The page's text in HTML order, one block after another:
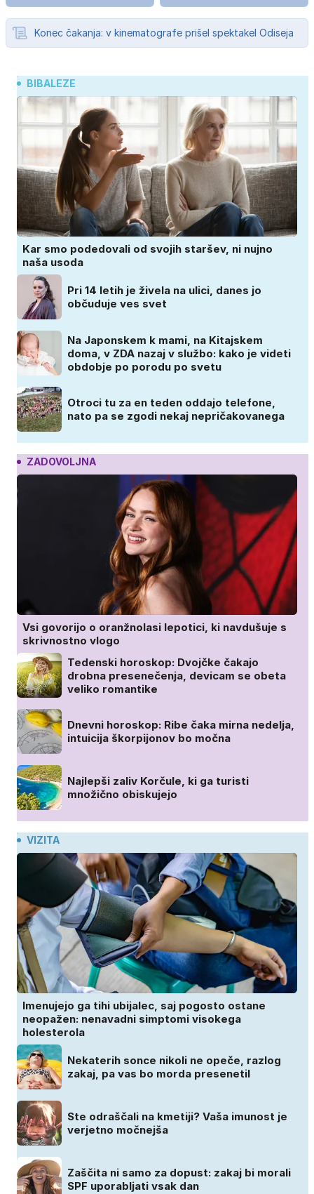
Konec čakanja: v kinematografe prišel spektakel Odiseja
BIBALEZE
Kar smo podedovali od svojih staršev, ni nujno
naša usoda
Pri 14 letih je živela na ulici, danes jo
občuduje ves svet
Na Japonskem k mami, na Kitajskem
doma, v ZDA nazaj v službo: kako je videti
obdobje po porodu po svetu
Otroci tu za en teden oddajo telefone,
nato pa se zgodi nekaj nepričakovanega
ZADOVOLJNA
Vsi govorijo o oranžnolasi lepotici, ki navdušuje s
skrivnostno vlogo
Tedenski horoskop: Dvojčke čakajo
drobna presenečenja, devicam se obeta
veliko romantike
Dnevni horoskop: Ribe čaka mirna nedelja,
intuicija škorpijonov bo močna
Najlepši zaliv Korčule, ki ga turisti
množično obiskujejo
VIZITA
Imenujejo ga tihi ubijalec, saj pogosto ostane
neopažen: nenavadni simptomi visokega
holesterola
Nekaterih sonce nikoli ne opeče, razlog
zakaj, pa vas bo morda presenetil
Ste odraščali na kmetiji? Vaša imunost je
verjetno močnejša
Zaščita ni samo za dopust: zakaj bi morali
SPF uporabljati vsak dan